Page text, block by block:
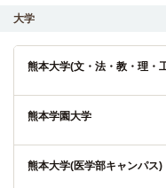
大学
熊本大学(文・法・教・理・
熊本学園大学
熊本大学(医学部キャンパス)